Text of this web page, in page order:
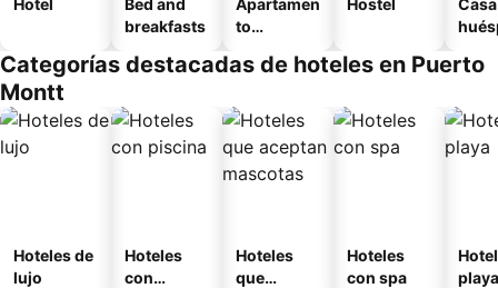
Hotel
Bed and
breakfasts
Apartamen
to
o
Hostel
Categorías destacadas de hoteles en Puerto
Montt
Hoteles de
lujo
Hoteles
con
Hoteles
que
Hoteles
con spa
playa